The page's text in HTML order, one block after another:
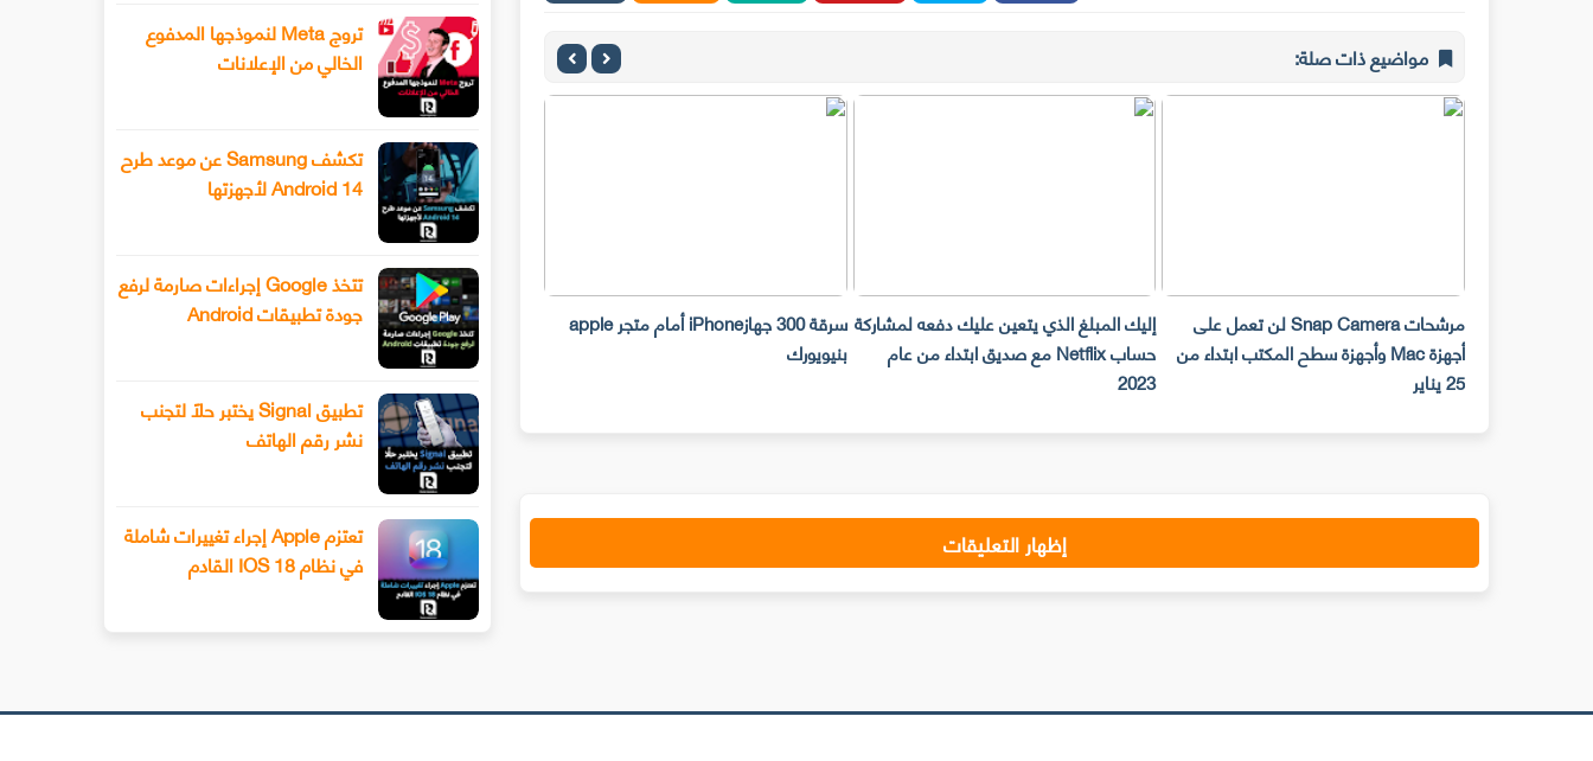
مواضيع ذات صلة:
مرشحات Snap Camera لن تعمل على
أجهزة Mac وأجهزة سطح المكتب ابتداء من
25 يناير
إليك المبلغ الذي يتعين عليك دفعه لمشاركة
حساب Netflix مع صديق ابتداء من عام
2023
سرقة 300 جهازiPhone أمام متجر apple
بنيويورك
سيحصل هاتف Xiaomi 13 أخيرًا على عدسة
تليفوتوغرافي
إظهار التعليقات
تروج Meta لنموذجها المدفوع
الخالي من الإعلانات
تكشف Samsung عن موعد طرح
Android 14 لأجهزتها
تتخذ Google إجراءات صارمة لرفع
جودة تطبيقات Android
تطبيق Signal يختبر حلًا لتجنب
نشر رقم الهاتف
تعتزم Apple إجراء تغييرات شاملة
في نظام IOS 18 القادم